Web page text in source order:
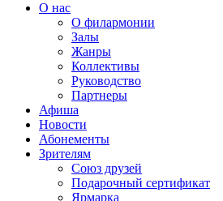
О нас
О филармонии
Залы
Жанры
Коллективы
Руководство
Партнеры
Афиша
Новости
Абонементы
Зрителям
Союз друзей
Подарочный сертификат
Ярмарка